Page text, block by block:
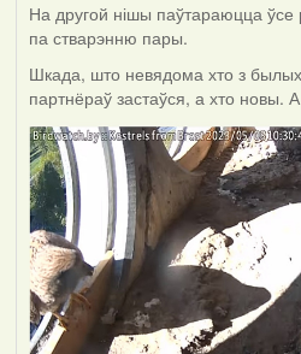
На другой нішы паўтараюцца ўсе
па стварэнню пары.
Шкада, што невядома хто з былых
партнёраў застаўся, а хто новы.